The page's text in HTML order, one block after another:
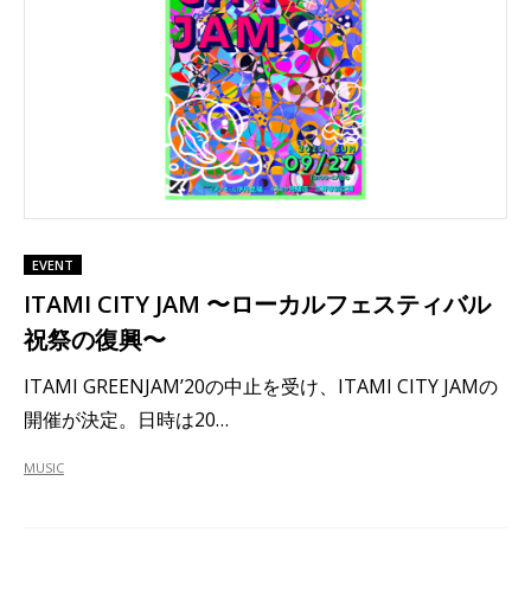
EVENT
ITAMI CITY JAM 〜ローカルフェスティバル
祝祭の復興〜
ITAMI GREENJAM’20の中止を受け、ITAMI CITY JAMの
開催が決定。日時は20…
MUSIC